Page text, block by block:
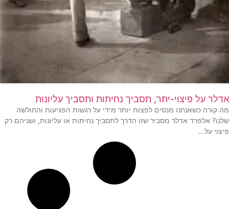
אדלר על פיצוי-יתר, תסביך נחיתות ותסביך עליונות
מה קורה כשאנחנו מנסים לפצות יותר מידי על רגשות הפגיעות והחולשה
שלנו? אלפרד אדלר מסביר שזו הדרך לתסביך נחיתות או עליונות, ושניהם רק
פיצוי על…